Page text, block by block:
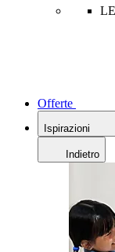
Offerte
Ispirazioni
Indietro